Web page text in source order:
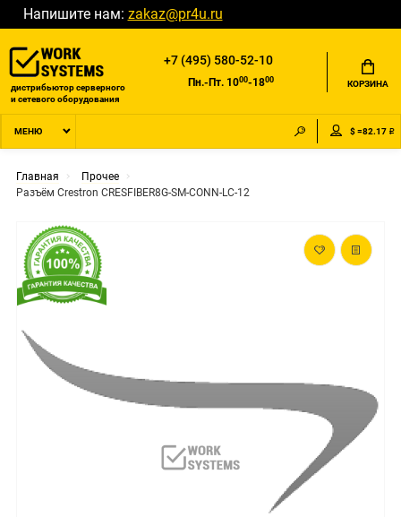
Напишите нам: zakaz@pr4u.ru
дистрибьютор серверного
и сетевого оборудования
+7 (495) 580-52-10
Пн.-Пт. 1000-1800 КОРЗИНА
МЕНЮ $ =82.17 ₽
Главная
Прочее
Разъём Crestron CRESFIBER8G-SM-CONN-LC-12